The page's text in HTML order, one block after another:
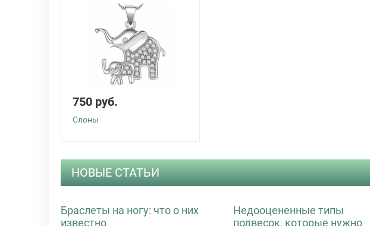
750 руб.
Слоны
НОВЫЕ СТАТЬИ
Браслеты на ногу: что о них
известно
Недооцененные типы
подвесок, которые нужно